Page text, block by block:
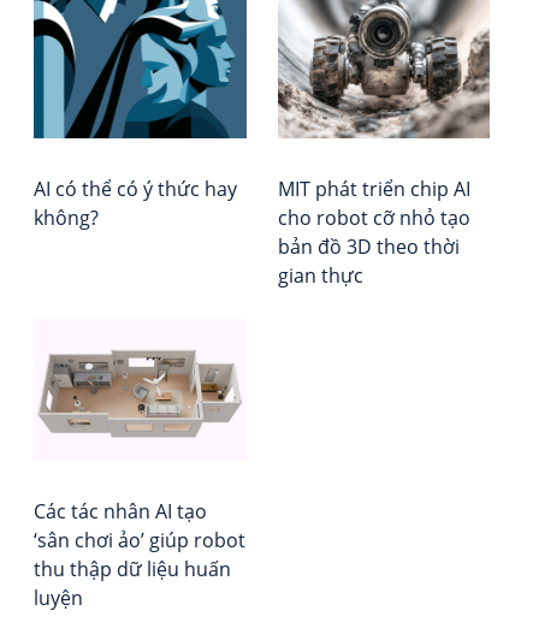
AI có thể có ý thức hay
không?
MIT phát triển chip AI
cho robot cỡ nhỏ tạo
bản đồ 3D theo thời
gian thực
Các tác nhân AI tạo
‘sân chơi ảo’ giúp robot
thu thập dữ liệu huấn
luyện